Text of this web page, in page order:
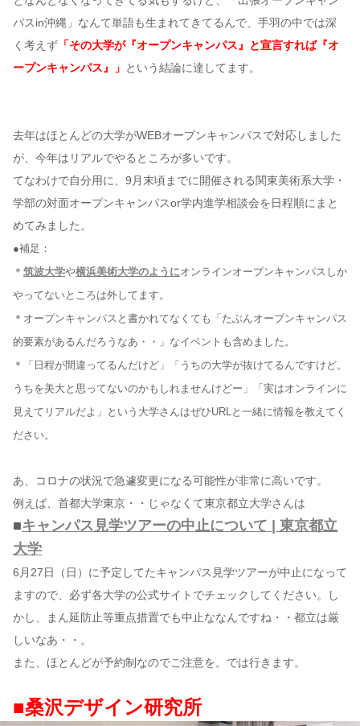
パスin沖縄」なんて単語も生まれてきてるんで、手羽の中では深
く考えず 「その大学が『オープンキャンパス』と宣言すれば『オ
ープンキャンパス』」 という結論に達してます。
去年はほとんどの大学がWEBオープンキャンパスで対応しました
が、今年はリアルでやるところが多いです。
てなわけで自分用に、9月末頃までに開催される関東美術系大学・
学部の対面オープンキャンパスor学内進学相談会を日程順にまと
めてみました。
●補足：
＊ 筑波大学や横浜美術大学のようにオンラインオープンキャンパスしか
やってないところは外してます。
＊オープンキャンパスと書かれてなくても「たぶんオープンキャンパス
的要素があるんだろうなあ・・」なイベントも含めました。
＊「日程が間違ってるんだけど」「うちの大学が抜けてるんですけど。
うちを美大と思ってないのかもしれませんけどー」「実はオンラインに
見えてリアルだよ」という大学さんはぜひURLと一緒に情報を教えてく
ださい。
あ、コロナの状況で急遽変更になる可能性が非常に高いです。
例えば、首都大学東京・・じゃなくて東京都立大学さんは
■キャンパス見学ツアーの中止について | 東京都立
大学
6月27日（日）に予定してたキャンパス見学ツアーが中止になって
ますので、必ず各大学の公式サイトでチェックしてください。し
かし、まん延防止等重点措置でも中止ななんですね・・都立は厳
しいなあ・・。
また、ほとんどが予約制なのでご注意を。では行きます。
■桑沢デザイン研究所